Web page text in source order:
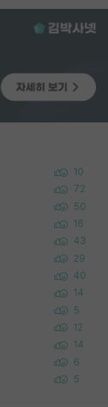
10
72
50
16
43
29
40
14
5
12
14
6
5